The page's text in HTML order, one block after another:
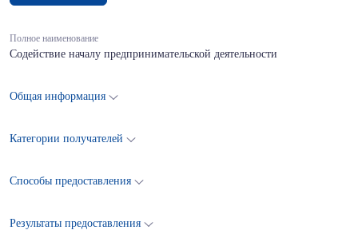
Полное наименование
Cодействие началу предпринимательской деятельности
Общая информация
Категории получателей
Способы предоставления
Результаты предоставления